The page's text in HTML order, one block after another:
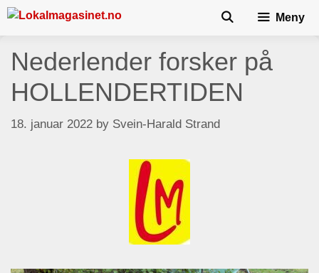
Skip
Meny
Nederlender forsker på
HOLLENDERTIDEN
18. januar 2022 by Svein-Harald Strand